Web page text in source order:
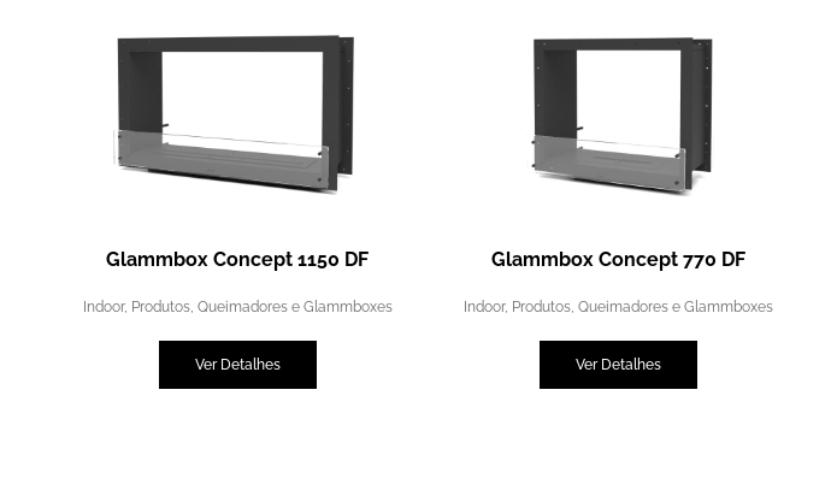
Glammbox Concept 1150 DF
Indoor, Produtos, Queimadores e Glammboxes
Ver Detalhes
Glammbox Concept 770 DF
Indoor, Produtos,Queimadores e Glammboxes
Ver Detalhes